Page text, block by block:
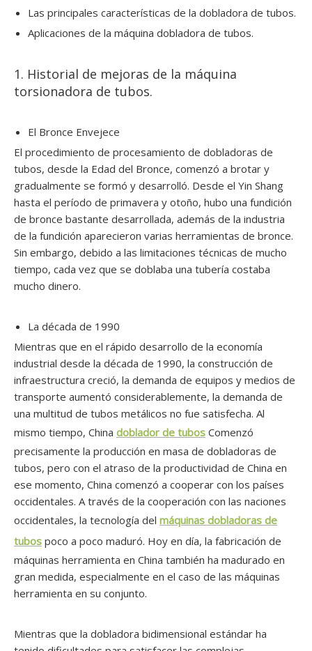
Las principales características de la dobladora de tubos.
Aplicaciones de la máquina dobladora de tubos.
1. Historial de mejoras de la máquina
torsionadora de tubos.
El Bronce Envejece
El procedimiento de procesamiento de dobladoras de
tubos, desde la Edad del Bronce, comenzó a brotar y
gradualmente se formó y desarrolló. Desde el Yin Shang
hasta el período de primavera y otoño, hubo una fundición
de bronce bastante desarrollada, además de la industria
de la fundición aparecieron varias herramientas de bronce.
Sin embargo, debido a las limitaciones técnicas de mucho
tiempo, cada vez que se doblaba una tubería costaba
mucho dinero.
La década de 1990
Mientras que en el rápido desarrollo de la economía
industrial desde la década de 1990, la construcción de
infraestructura creció, la demanda de equipos y medios de
transporte aumentó considerablemente, la demanda de
una multitud de tubos metálicos no fue satisfecha. Al
mismo tiempo, China doblador de tubos Comenzó
precisamente la producción en masa de dobladoras de
tubos, pero con el atraso de la productividad de China en
ese momento, China comenzó a cooperar con los países
occidentales. A través de la cooperación con las naciones
occidentales, la tecnología del máquinas dobladoras de
tubos poco a poco maduró. Hoy en día, la fabricación de
máquinas herramienta en China también ha madurado en
gran medida, especialmente en el caso de las máquinas
herramienta en su conjunto.
Mientras que la dobladora bidimensional estándar ha